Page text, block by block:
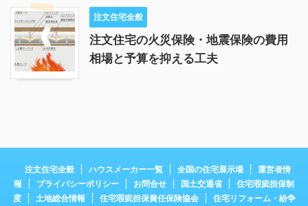
注文住宅全般
注文住宅の火災保険・地震保険の費用
相場と予算を抑える工夫
注文住宅全般 ハウスメーカー一覧 全国の住宅展示場
運営者情
報
プライバシーポリシー お問合せ 国土交通省
住宅瑕疵担保制
度
土地総合情報 住宅瑕疵担保責任保険協会
住宅リフォーム・紛争